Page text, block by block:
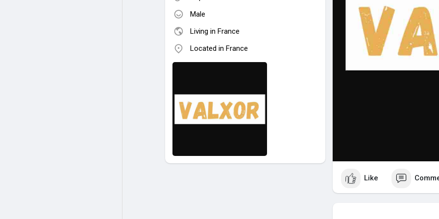
Male
Living in France
Located in France
Like